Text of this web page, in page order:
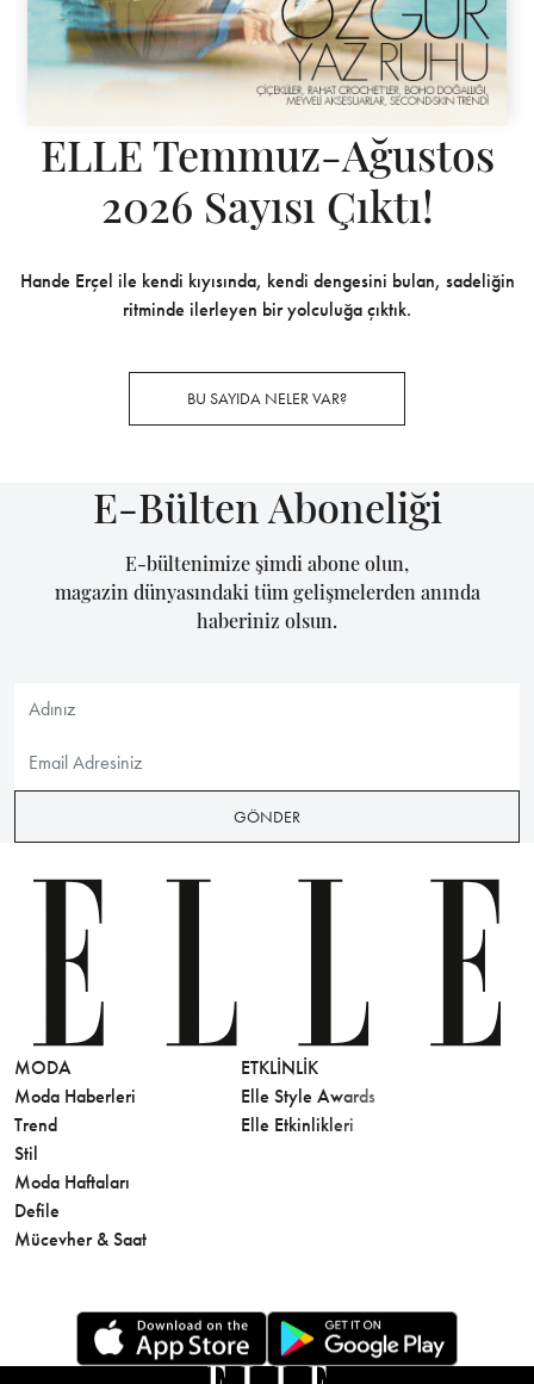
ELLE Temmuz-Ağustos
2026 Sayısı Çıktı!
Hande Erçel ile kendi kıyısında, kendi dengesini bulan, sadeliğin
ritminde ilerleyen bir yolculuğa çıktık.
BU SAYIDA NELER VAR?
E-Bülten Aboneliği
E-bültenimize şimdi abone olun,
magazin dünyasındaki tüm gelişmelerden anında
haberiniz olsun.
GÖNDER
MODA
Moda Haberleri
Trend
Stil
Moda Haftaları
Defile
Mücevher & Saat
ETKLINLIK
Elle Style Awards
Elle Etkinlikleri